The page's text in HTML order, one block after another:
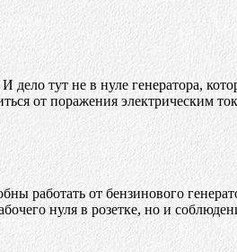
дело тут не в нуле генератора,
от поражения электрическим
работать от бензинового
нуля в розетке, но и